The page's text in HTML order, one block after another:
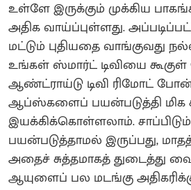
உள்ளே இருக்கும் முக்கிய
அதிக வாய்ப்புள்ளது.
மட்டும் புதியதை வாங்குவது
உங்கள் ஸ்மார்ட் டிவியை
ஆண்ட்ராய்டு டிவி ரிமோட்
ஆப்ஸ்களைப் பயன்படுத்தி மிக
இயக்கிக்கொள்ளலாம்.
பயன்படுத்தாமல் இருப்பது,
அதைச் சுத்தமாகத் துடைத்து
ஆயுளைப் பல மடங்கு